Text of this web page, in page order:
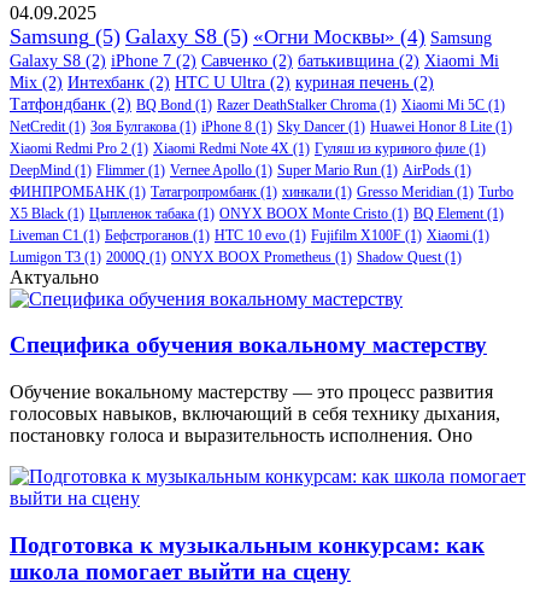
04.09.2025
Samsung (5) Galaxy S8 (5) «Огни Москвы» (4) Samsung
Galaxy S8 (2) iPhone 7 (2) Савченко (2) батькивщина (2) Xiaomi Mi
Mix (2) Интехбанк (2) HTC U Ultra (2) куриная печень (2)
Татфондбанк (2) BQ Bond (1) Razer DeathStalker Chroma (1) Xiaomi Mi 5C (1)
NetCredit (1) Зоя Булгакова (1) iPhone 8 (1) Sky Dancer (1) Huawei Honor 8 Lite (1)
Xiaomi Redmi Pro 2 (1) Xiaomi Redmi Note 4X (1) Гуляш из куриного филе (1)
DeepMind (1) Flimmer (1) Vernee Apollo (1) Super Mario Run (1) AirPods (1)
ФИНПРОМБАНК (1) Татагропромбанк (1) хинкали (1) Gresso Meridian (1) Turbo
X5 Black (1) Цыпленок табака (1) ONYX BOOX Monte Cristo (1) BQ Element (1)
Liveman C1 (1) Бефстроганов (1) HTC 10 evo (1) Fujifilm X100F (1) Xiaomi (1)
Lumigon T3 (1) 2000Q (1) ONYX BOOX Prometheus (1) Shadow Quest (1)
Актуально
Специфика обучения вокальному мастерству
Обучение вокальному мастерству — это процесс развития
голосовых навыков, включающий в себя технику дыхания,
постановку голоса и выразительность исполнения. Оно
Подготовка к музыкальным конкурсам: как
школа помогает выйти на сцену